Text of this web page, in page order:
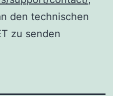
den technischen
zu senden